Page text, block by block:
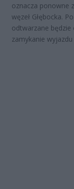
oznacza ponowne
węzeł Głębocka.
odtwarzane będzie
zamykanie